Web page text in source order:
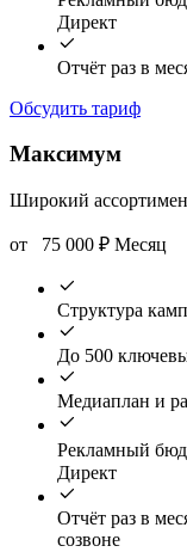
Директ
Отчёт раз в
Обсудить тариф
Максимум
Широкий
от 75 000 ₽ Месяц
Структура
До 500
Медиаплан и
Рекламный
Директ
Отчёт раз в
созвоне